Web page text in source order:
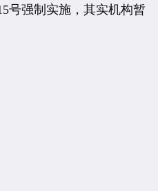
号强制实施，其实机构暂